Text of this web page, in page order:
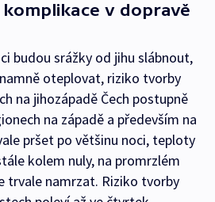
komplikace v dopravě
budou srážky od jihu slábnout,
oteplovat, riziko tvorby
na jihozápadě Čech postupně
na západě a především na
pršet po většinu noci, teploty
kolem nuly, na promrzlém
trvale namrzat. Riziko tvorby